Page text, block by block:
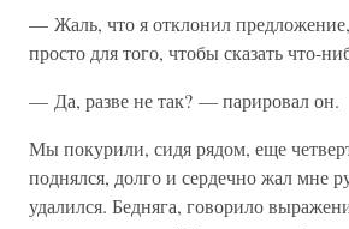
— Жаль, что я отклонил
просто для того, чтобы сказать что-
— Да, разве не так? — парировал он.
Мы покурили, сидя рядом, еще
поднялся, долго и сердечно жал мне
удалился. Бедняга, говорило